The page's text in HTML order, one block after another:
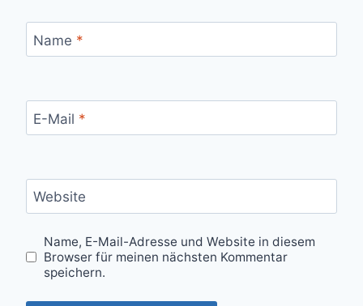
Name *
E-Mail *
Website
Name, E-Mail-Adresse und Website in diesem
Browser für meinen nächsten Kommentar
speichern.